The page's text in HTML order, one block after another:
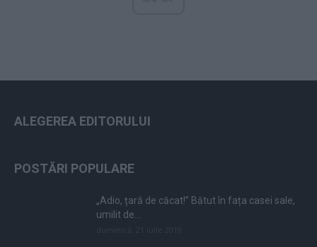
ALEGEREA EDITORULUI
POSTĂRI POPULARE
„Adio, țară de căcat!” Bătut în fața casei sale,
umilit de...